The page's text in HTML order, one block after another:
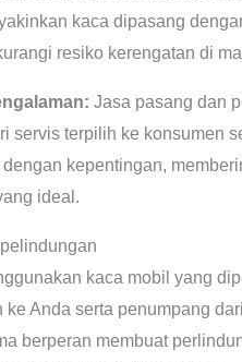
kaca dipasang
resiko kerengatan di
Jasa pasang dan
servis terpilih ke konsumen
kepentingan,
ideal.
kaca mobil yang
Anda serta penumpang
berperan membuat